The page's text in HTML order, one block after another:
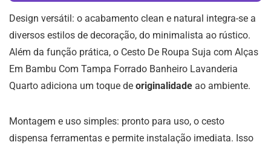
Design versátil: o acabamento clean e natural integra-se a
diversos estilos de decoração, do minimalista ao rústico.
Além da função prática, o Cesto De Roupa Suja com Alças
Em Bambu Com Tampa Forrado Banheiro Lavanderia
Quarto adiciona um toque de originalidade ao ambiente.
Montagem e uso simples: pronto para uso, o cesto
dispensa ferramentas e permite instalação imediata. Isso